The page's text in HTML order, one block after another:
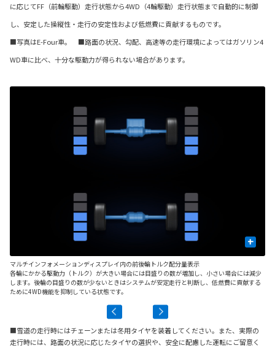
に応じてFF（前輪駆動）走行状態から4WD（4輪駆動）走行状態まで自動的に制御
し、安定した操縦性・走行の安定性および低燃費に貢献するものです。
■写真はE-Four車。 ■路面の状況、勾配、高速等の走行環境によってはガソリン4
WD車に比べ、十分な駆動力が得られない場合があります。
+
マルチインフォメーションディスプレイ内の前後輪トルク配分量表示
各輪にかかる駆動力（トルク）が大きい場合には目盛りの数が増加し、小さい場合には減少
します。後輪の目盛りの数が少ないときはシステムが安定走行と判断し、低燃費に貢献する
ために4WD機能を抑制している状態です。
■雪道の走行時にはチェーンまたは冬用タイヤを装着してください。また、実際の
走行時には、路面の状況に応じたタイヤの選択や、安全に配慮した運転にご留意く